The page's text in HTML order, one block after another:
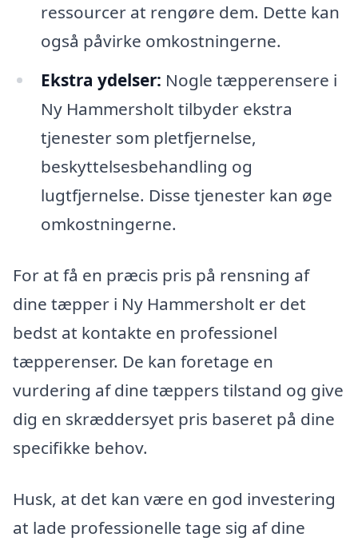
ressourcer at rengøre dem. Dette kan
også påvirke omkostningerne.
Ekstra ydelser: Nogle tæpperensere i
Ny Hammersholt tilbyder ekstra
tjenester som pletfjernelse,
beskyttelsesbehandling og
lugtfjernelse. Disse tjenester kan øge
omkostningerne.
For at få en præcis pris på rensning af
dine tæpper i Ny Hammersholt er det
bedst at kontakte en professionel
tæpperenser. De kan foretage en
vurdering af dine tæppers tilstand og give
dig en skræddersyet pris baseret på dine
specifikke behov.
Husk, at det kan være en god investering
at lade professionelle tage sig af dine